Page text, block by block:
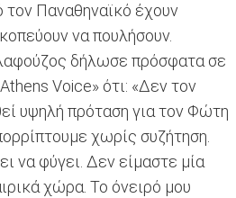
τον Παναθηναϊκό έχουν
να πουλήσουν.
δήλωσε πρόσφατα σε
Voice» ότι: «Δεν τον
υψηλή πρόταση για τον Φώτη
χωρίς συζήτηση.
να φύγει. Δεν είμαστε μία
χώρα. Το όνειρό μου